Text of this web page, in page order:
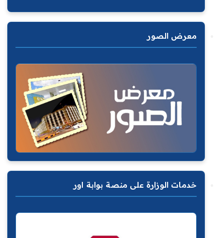
معرض الصور
خدمات الوزارة على منصة بوابة اور